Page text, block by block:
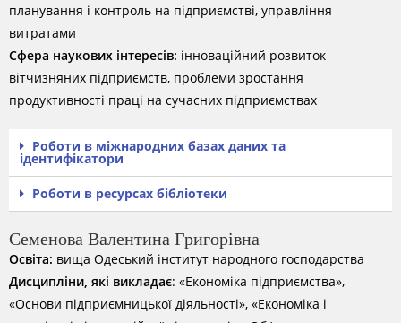
планування і контроль на підприємстві, управління
витратами
Сфера наукових інтересів: інноваційний розвиток
вітчизняних підприємств, проблеми зростання
продуктивності праці на сучасних підприємствах
Роботи в міжнародних базах даних та
ідентифікатори
Роботи в ресурсах бібліотеки
Семенова Валентина Григорівна
Освіта: вища Одеський інститут народного господарства
Дисципліни, які викладає: «Економіка підприємства»,
«Основи підприємницької діяльності», «Економіка і